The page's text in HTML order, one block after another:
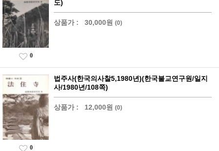
도)
상품가 : 30,000원 (0)
0
법주사(한국의사찰5,1980년)(한국불교연구원/일지
사/1980년/108쪽)
상품가 : 12,000원 (0)
0